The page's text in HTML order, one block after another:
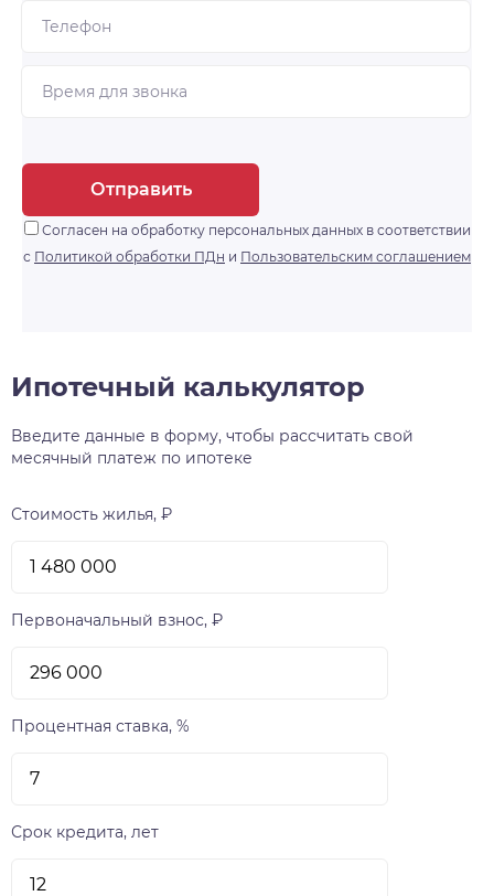
Отправить
Согласен на обработку персональных данных в соответствии
с Политикой обработки ПДн и Пользовательским соглашением
Ипотечный калькулятор
Введите данные в форму, чтобы рассчитать свой
месячный платеж по ипотеке
Стоимость жилья, ₽
Первоначальный взнос, ₽
Процентная ставка, %
Срок кредита, лет